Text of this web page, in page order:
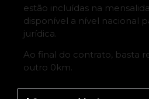
estão incluídas na
disponível a nível nacional
jurídica.
Ao final do contrato, basta
outro 0km.